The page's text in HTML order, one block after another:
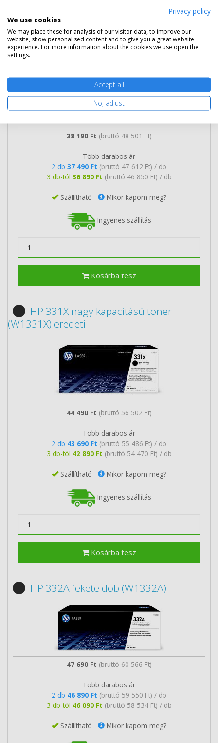
Eredeti kellékek
HP 331A toner (W1331A) eredeti
38 190 Ft (bruttó 48 501 Ft)
Több darabos ár
2 db 37 490 Ft (bruttó 47 612 Ft) / db
3 db-tól 36 890 Ft (bruttó 46 850 Ft) / db
Szállítható Mikor kapom meg?
Ingyenes szállítás
Kosárba tesz
HP 331X nagy kapacitású toner
(W1331X) eredeti
44 490 Ft (bruttó 56 502 Ft)
Több darabos ár
2 db 43 690 Ft (bruttó 55 486 Ft) / db
3 db-tól 42 890 Ft (bruttó 54 470 Ft) / db
Szállítható Mikor kapom meg?
Ingyenes szállítás
Kosárba tesz
HP 332A fekete dob (W1332A)
47 690 Ft (bruttó 60 566 Ft)
Több darabos ár
2 db 46 890 Ft (bruttó 59 550 Ft) / db
3 db-tól 46 090 Ft (bruttó 58 534 Ft) / db
Szállítható Mikor kapom meg?
Privacy policy
We use cookies
We may place these for analysis of our visitor data, to improve our
website, show personalised content and to give you a great website
experience. For more information about the cookies we use open the
settings.
Accept all
No, adjust